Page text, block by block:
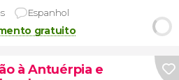
Espanhol
gratuito
à Antuérpia e